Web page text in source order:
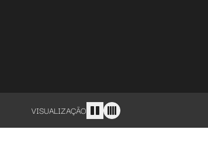
VISUALIZAÇÃO